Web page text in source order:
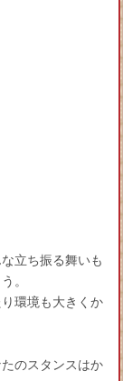
立ち振る舞いも
。
環境も大きくか
のスタンスはか